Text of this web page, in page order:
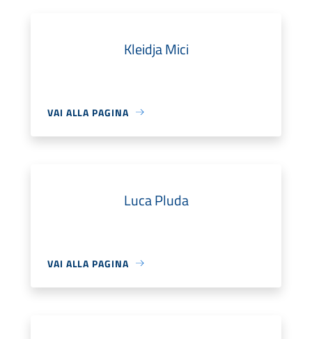
Kleidja Mici
VAI ALLA PAGINA
Luca Pluda
VAI ALLA PAGINA